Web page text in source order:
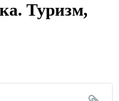
Туризм,